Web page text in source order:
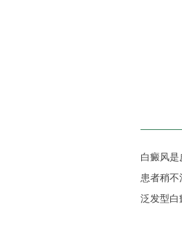
白癜风是
患者稍
泛发型白